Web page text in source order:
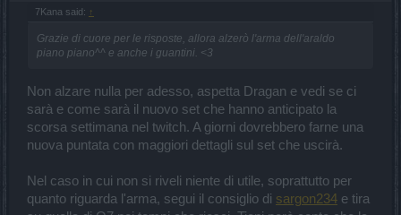
7Kana said: ↑
Grazie di cuore per le risposte, allora alzerò l'arma dell'araldo
piano piano^^ e anche i guantini. <3
Non alzare nulla per adesso, aspetta Dragan e vedi se ci
sarà e come sarà il nuovo set che hanno anticipato la
scorsa settimana nel twitch. A giorni dovrebbero farne una
nuova puntata con maggiori dettagli sul set che uscirà.
Nel caso in cui non si riveli niente di utile, soprattutto per
quanto riguarda l'arma, segui il consiglio di sargon234 e tira